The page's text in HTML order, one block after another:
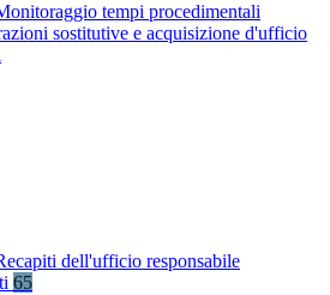
tempi procedimentali
sostitutive e acquisizione d'ufficio
dell'ufficio responsabile
65